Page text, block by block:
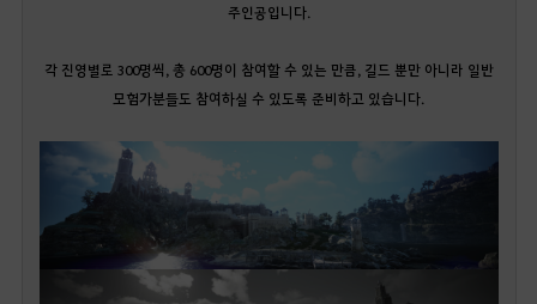
주인공입니다.
각 진영별로 300명씩, 총 600명이 참여할 수 있는 만큼, 길드 뿐만 아니라 일반
모험가분들도 참여하실 수 있도록 준비하고 있습니다.